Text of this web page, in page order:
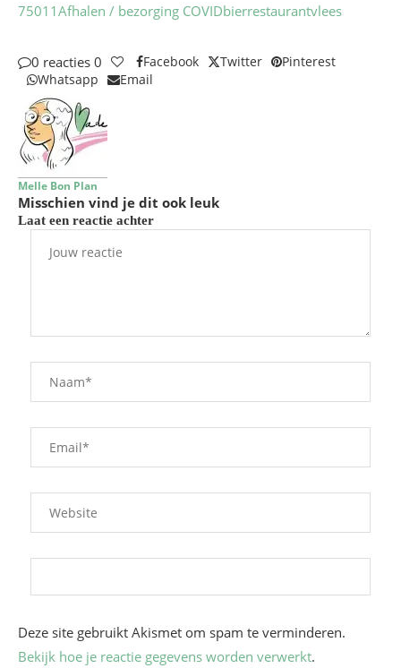
75011Afhalen / bezorging COVIDbierrestaurantvlees
0 reacties 0 Facebook Twitter
Pinterest
Whatsapp
Email
Melle Bon Plan
Misschien vind je dit ook leuk
Laat een reactie achter
Deze site gebruikt Akismet om spam te verminderen.
Bekijk hoe je reactie gegevens worden verwerkt.